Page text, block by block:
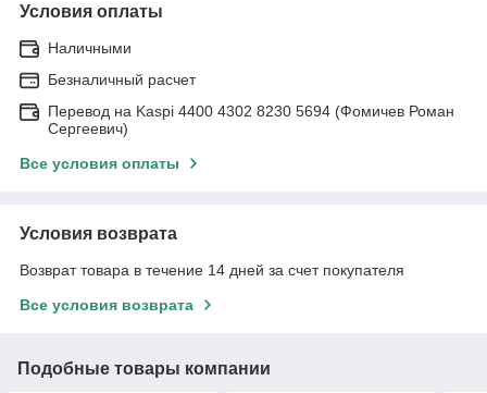
Условия оплаты
Наличными
Безналичный расчет
Перевод на Kaspi 4400 4302 8230 5694 (Фомичев Роман
Сергеевич)
Все условия оплаты
Условия возврата
Возврат товара в течение 14 дней за счет покупателя
Все условия возврата
Подобные товары компании